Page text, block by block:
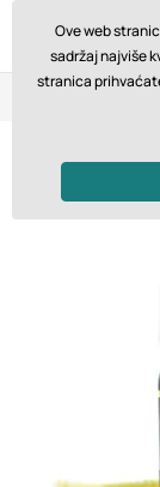
Povrat u
Ove web
sadržaj najviše
stranica